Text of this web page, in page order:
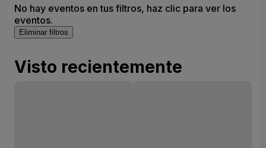
No hay eventos en tus filtros, haz clic para ver los
eventos.
Eliminar filtros
Visto recientemente